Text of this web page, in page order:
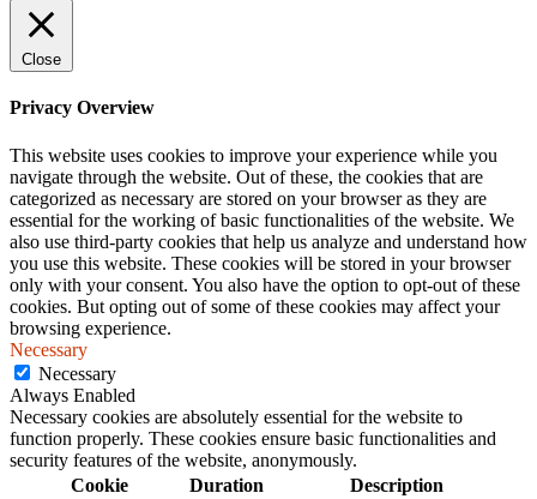
Close
Privacy Overview
This website uses cookies to improve your experience while you
navigate through the website. Out of these, the cookies that are
categorized as necessary are stored on your browser as they are
essential for the working of basic functionalities of the website. We
also use third-party cookies that help us analyze and understand how
you use this website. These cookies will be stored in your browser
only with your consent. You also have the option to opt-out of these
cookies. But opting out of some of these cookies may affect your
browsing experience.
Necessary
Necessary
Always Enabled
Necessary cookies are absolutely essential for the website to
function properly. These cookies ensure basic functionalities and
security features of the website, anonymously.
Cookie
Duration Description